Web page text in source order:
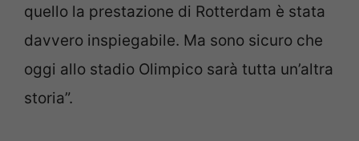
quello la prestazione di Rotterdam è stata
davvero inspiegabile. Ma sono sicuro che
oggi allo stadio Olimpico sarà tutta un’altra
storia”.